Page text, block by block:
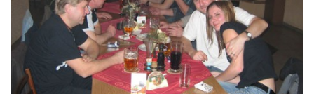
TECHNIKA
OZNAČENÍ HASIČSKÉ TECHNIKY